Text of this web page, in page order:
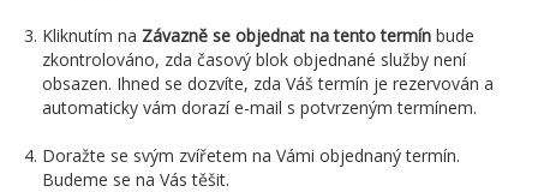
Kliknutím na Závazně se objednat na tento termín bude
zkontrolováno, zda časový blok objednané služby není
obsazen. Ihned se dozvíte, zda Váš termín je rezervován a
automaticky vám dorazí e-mail s potvrzeným termínem.
Doražte se svým zvířetem na Vámi objednaný termín.
Budeme se na Vás těšit.